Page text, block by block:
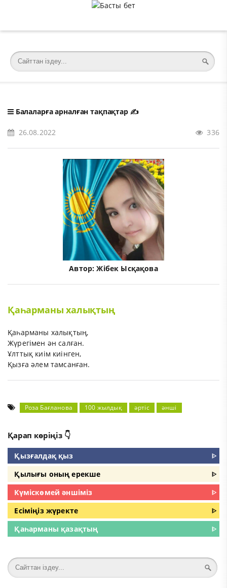
Балаларға арналған тақпақтар✍️
26.08.2022 336
Автор:Жібек Ысқақова
Қаһарманы халықтың
Қаһарманы халықтың,
Жүрегімен ән салған.
Ұлттық киім киінген,
Қызға әлем тамсанған.
Роза Бағланова 100 жылдық әртіс әнші
Қарап көріңіз 👇
Қызғалдақ қыз
ᐈ
Қылығы оның ерекше
ᐈ
Күміскөмей әншіміз
ᐈ
Есіміңіз жүректе
ᐈ
Қаһарманы қазақтың
ᐈ